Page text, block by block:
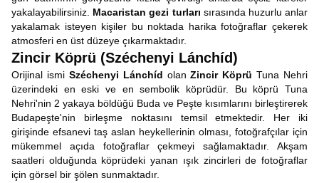
yakalayabilirsiniz. Macaristan gezi turları sırasında huzurlu anlar
yakalamak isteyen kişiler bu noktada harika fotoğraflar çekerek
atmosferi en üst düzeye çıkarmaktadır.
Zincir Köprü (Széchenyi Lánchíd)
Orijinal ismi Széchenyi Lánchíd olanZincir Köprü Tuna Nehri
üzerindeki en eski ve en sembolik köprüdür. Bu köprü Tuna
Nehri'nin 2 yakaya böldüğü Buda ve Peşte kısımlarını birleştirerek
Budapeşte'nin birleşme noktasını temsil etmektedir. Her iki
girişinde efsanevi taş aslan heykellerinin olması, fotoğrafçılar için
mükemmel açıda fotoğraflar çekmeyi sağlamaktadır. Akşam
saatleri olduğunda köprüdeki yanan ışık zincirleri de fotoğraflar
için görsel bir şölen sunmaktadır.